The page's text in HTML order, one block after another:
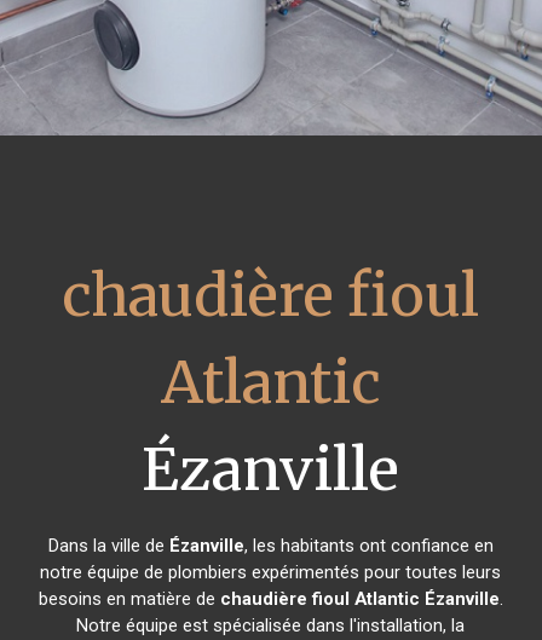
chaudière fioul
Atlantic
Ézanville
Dans la ville de Ézanville, les habitants ont confiance en
notre équipe de plombiers expérimentés pour toutes leurs
besoins en matière de chaudière fioul Atlantic Ézanville.
Notre équipe est spécialisée dans l'installation, la